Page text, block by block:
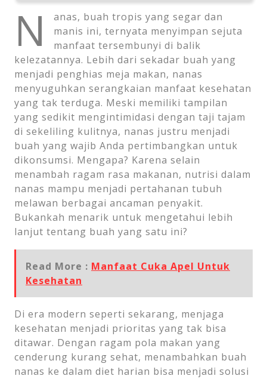
N
anas, buah tropis yang segar dan
manis ini, ternyata menyimpan sejuta
manfaat tersembunyi di balik
kelezatannya. Lebih dari sekadar buah yang
menjadi penghias meja makan, nanas
menyuguhkan serangkaian manfaat kesehatan
yang tak terduga. Meski memiliki tampilan
yang sedikit mengintimidasi dengan taji tajam
di sekeliling kulitnya, nanas justru menjadi
buah yang wajib Anda pertimbangkan untuk
dikonsumsi. Mengapa? Karena selain
menambah ragam rasa makanan, nutrisi dalam
nanas mampu menjadi pertahanan tubuh
melawan berbagai ancaman penyakit.
Bukankah menarik untuk mengetahui lebih
lanjut tentang buah yang satu ini?
Read More : Manfaat Cuka Apel Untuk
Kesehatan
Di era modern seperti sekarang, menjaga
kesehatan menjadi prioritas yang tak bisa
ditawar. Dengan ragam pola makan yang
cenderung kurang sehat, menambahkan buah
nanas ke dalam diet harian bisa menjadi solusi